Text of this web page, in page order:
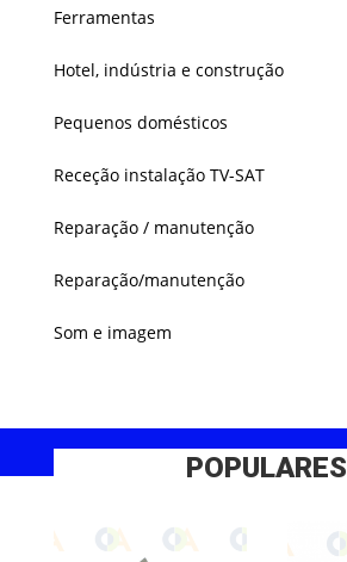
Ferramentas
Hotel, indústria e construção
Pequenos domésticos
Receção instalação TV-SAT
Reparação / manutenção
Reparação/manutenção
Som e imagem
POPULARES